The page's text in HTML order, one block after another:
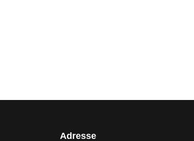
Adresse